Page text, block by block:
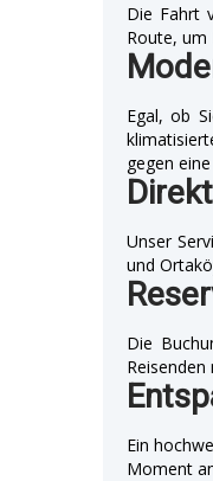
Die Fahrt
Route, um
Egal, ob
gegen
Unser
und
Die
Ein
Moment